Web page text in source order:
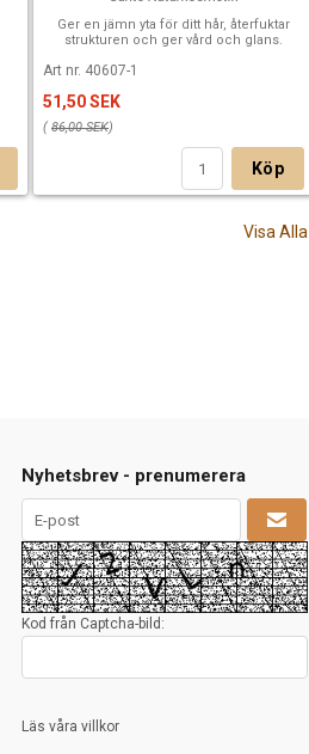
Ger en jämn yta för ditt hår, återfuktar
strukturen och ger vård och glans.
Art nr. 40607-1
51,50 SEK
( 86,00 SEK)
Köp
Visa Alla
Nyhetsbrev - prenumerera
Kod från Captcha-bild:
Läs våra villkor